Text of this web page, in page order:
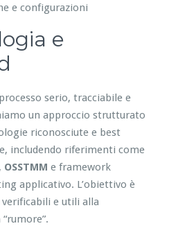
e configurazioni
e
serio, tracciabile e
un approccio strutturato
riconosciute e best
includendo riferimenti come
OSSTMM e framework
applicativo. L’obiettivo è
e utili alla